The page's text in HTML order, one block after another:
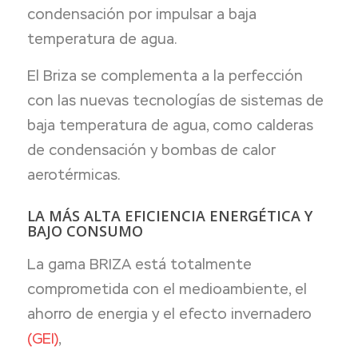
condensación por impulsar a baja
temperatura de agua.
El Briza se complementa a la perfección
con las nuevas tecnologías de sistemas de
baja temperatura de agua, como calderas
de condensación y bombas de calor
aerotérmicas.
LA MÁS ALTA EFICIENCIA ENERGÉTICA Y
BAJO CONSUMO
La gama BRIZA está totalmente
comprometida con el medioambiente, el
ahorro de energia y el efecto invernadero
(GEI),